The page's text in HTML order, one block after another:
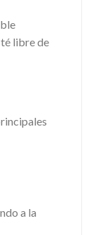
libre de
a la